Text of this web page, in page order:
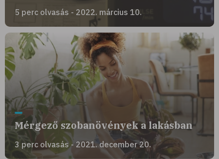
5 perc olvasás - 2022. március 10.
Mérgező szobanövények a lakásban
3 perc olvasás - 2021. december 20.